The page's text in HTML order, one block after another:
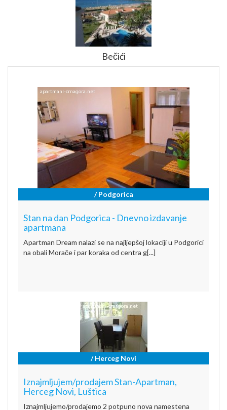
Bečići
/ Podgorica
Stan na dan Podgorica - Dnevno izdavanje
apartmana
Apartman Dream nalazi se na najljepšoj lokaciji u Podgorici
na obali Morače i par koraka od centra g[...]
/ Herceg Novi
Iznajmljujem/prodajem Stan-Apartman,
Herceg Novi, Luštica
Iznajmljujemo/prodajemo 2 potpuno nova namestena